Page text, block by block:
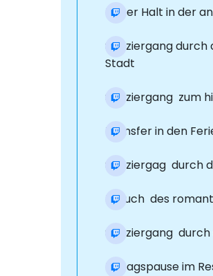
Erster Halt in der
Spaziergang durch
Stadt
Spaziergang zum
Transfer in den
Spaziergag durch
Besuch des
Spaziergang
Mittagspause im